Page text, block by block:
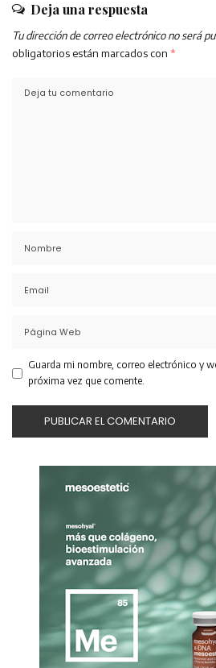
Deja una respuesta
Tu dirección de correo electrónico no será
obligatorios están marcados con *
Guarda mi nombre, correo electrónico y
próxima vez que comente.